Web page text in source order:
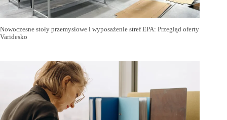
Nowoczesne stoły przemysłowe i wyposażenie stref EPA: Przegląd oferty
Varidesko